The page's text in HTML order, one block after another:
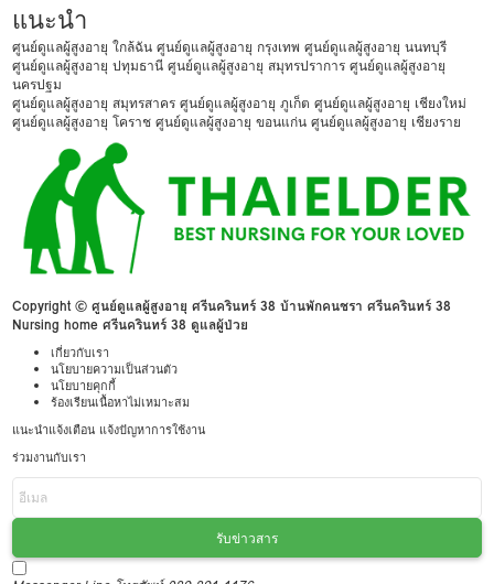
แนะนำ
ศูนย์ดูแลผู้สูงอายุ ใกล้ฉัน ศูนย์ดูแลผู้สูงอายุ กรุงเทพ ศูนย์ดูแลผู้สูงอายุ นนทบุรี
ศูนย์ดูแลผู้สูงอายุ ปทุมธานี ศูนย์ดูแลผู้สูงอายุ สมุทรปราการ ศูนย์ดูแลผู้สูงอายุ
นครปฐม
ศูนย์ดูแลผู้สูงอายุ สมุทรสาคร ศูนย์ดูแลผู้สูงอายุ ภูเก็ต ศูนย์ดูแลผู้สูงอายุ เชียงใหม่
ศูนย์ดูแลผู้สูงอายุ โคราช ศูนย์ดูแลผู้สูงอายุ ขอนแก่น ศูนย์ดูแลผู้สูงอายุ เชียงราย
Copyright © ศูนย์ดูแลผู้สูงอายุ ศรีนครินทร์ 38 บ้านพักคนชรา ศรีนครินทร์ 38
Nursing home ศรีนครินทร์ 38 ดูแลผู้ป่วย
เกี่ยวกับเรา
นโยบายความเป็นส่วนตัว
นโยบายคุกกี้
ร้องเรียนเนื้อหาไม่เหมาะสม
แนะนำแจ้งเตือน แจ้งปัญหาการใช้งาน
ร่วมงานกับเรา
รับข่าวสาร